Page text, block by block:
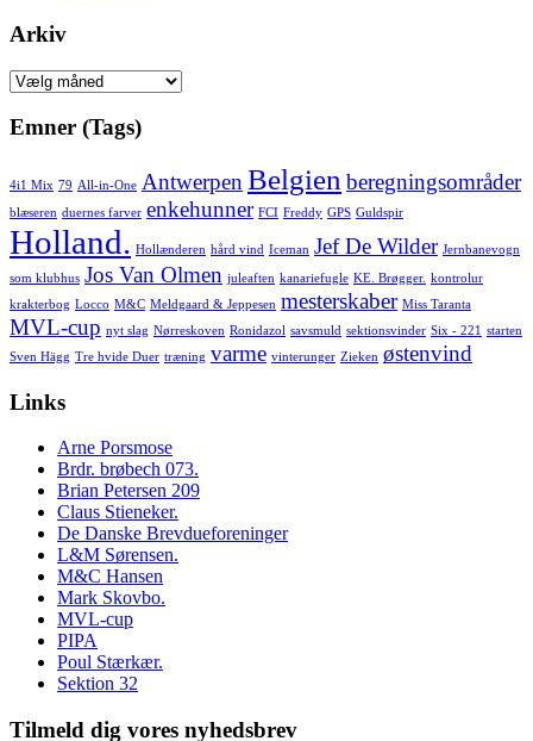
Arkiv
Arkiv
Emner (Tags)
4i1 Mix 79 All-in-One Antwerpen Belgien beregningsområder
blæseren duernes farver enkehunner FCI Freddy GPS Guldspir
Holland. Hollænderen hård vind Iceman Jef De Wilder Jernbanevogn
som klubhus Jos Van Olmen juleaften kanariefugle KE. Brøgger. kontrolur
krakterbog Locco M&C Meldgaard & Jeppesen mesterskaber Miss Taranta
MVL-cup nyt slag Nørreskoven Ronidazol savsmuld sektionsvinder Six - 221
starten
Sven Hägg Tre hvide Duer træning varme vinterunger Zieken østenvind
Links
Arne Porsmose
Brdr. brøbech 073.
Brian Petersen 209
Claus Stieneker.
De Danske Brevdueforeninger
L&M Sørensen.
M&C Hansen
Mark Skovbo.
MVL-cup
PIPA
Poul Stærkær.
Sektion 32
Tilmeld dig vores nyhedsbrev